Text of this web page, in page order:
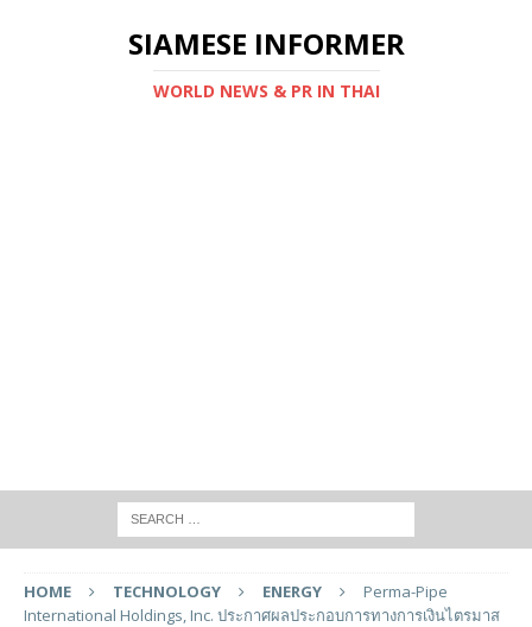
SIAMESE INFORMER
WORLD NEWS & PR IN THAI
HOME TECHNOLOGY ENERGY
Perma-Pipe
International Holdings, Inc. ประกาศผลประกอบการทางการเงินไตรมาส